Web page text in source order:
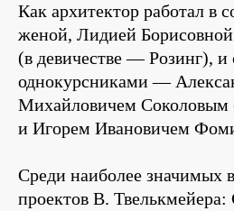
Как архитектор работал в
женой, Лидией
(в девичестве — Розинг), и
однокурсниками —
Михайловичем Соколовым
и Игорем Ивановичем
Среди наиболее значимых
проектов В. Твелькмейера: